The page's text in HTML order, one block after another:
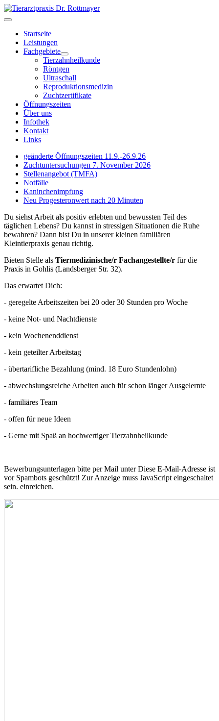
Startseite
Leistungen
Fachgebiete
Tierzahnheilkunde
Röntgen
Ultraschall
Reproduktionsmedizin
Zuchtzertifikate
Öffnungszeiten
Über uns
Infothek
Kontakt
Links
geänderte Öffnungszeiten 11.9.-26.9.26
Zuchtuntersuchungen 7. November 2026
Stellenangebot (TMFA)
Notfälle
Kaninchenimpfung
Neu Progesteronwert nach 20 Minuten
Du siehst Arbeit als positiv erlebten und bewussten Teil des
täglichen Lebens? Du kannst in stressigen Situationen die Ruhe
bewahren? Dann bist Du in unserer kleinen familiären
Kleintierpraxis genau richtig.
Bieten Stelle als Tiermedizinische/r Fachangestellte/r für die
Praxis in Gohlis (Landsberger Str. 32).
Das erwartet Dich:
- geregelte Arbeitszeiten bei 20 oder 30 Stunden pro Woche
- keine Not- und Nachtdienste
- kein Wochenenddienst
- kein geteilter Arbeitstag
- übertarifliche Bezahlung (mind. 18 Euro Stundenlohn)
- abwechslungsreiche Arbeiten auch für schon länger Ausgelernte
- familiäres Team
- offen für neue Ideen
- Gerne mit Spaß an hochwertiger Tierzahnheilkunde
Bewerbungsunterlagen bitte per Mail unterDiese E-Mail-Adresse ist
vor Spambots geschützt! Zur Anzeige muss JavaScript eingeschaltet
sein. einreichen.